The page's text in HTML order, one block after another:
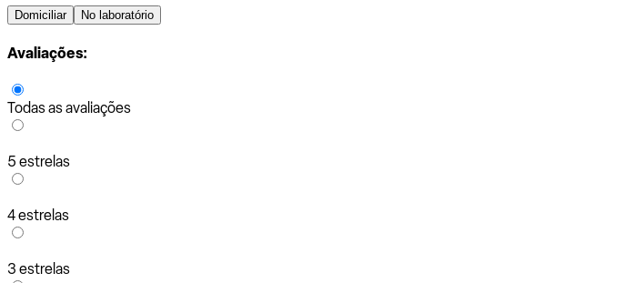
Domiciliar No laboratório
Avaliações:
Todas as avaliações
5 estrelas
4 estrelas
3 estrelas